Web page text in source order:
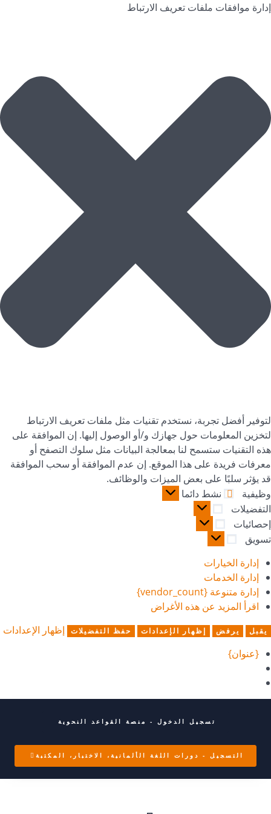
إدارة موافقات ملفات تعريف الارتباط
لتوفير أفضل تجربة، نستخدم تقنيات مثل ملفات تعريف الارتباط
لتخزين المعلومات حول جهازك و/أو الوصول إليها. إن الموافقة على
هذه التقنيات ستسمح لنا بمعالجة البيانات مثل سلوك التصفح أو
معرفات فريدة على هذا الموقع. إن عدم الموافقة أو سحب الموافقة
قد يؤثر سلبًا على بعض الميزات والوظائف.
وظيفية
نشط دائما
التفضيلات
إحصائيات
تسويق
إدارة الخيارات
إدارة الخدمات
إدارة متنوعة {vendor_count}
اقرأ المزيد عن هذه الأغراض
يقبل يرفض إظهار الإعدادات حفظ التفضيلات
إظهار الإعدادات
{عنوان}
تسجيل الدخول - منصة القواعد النحوية
التسجيل - دورات اللغة الألمانية، الاختبار، المكتبة